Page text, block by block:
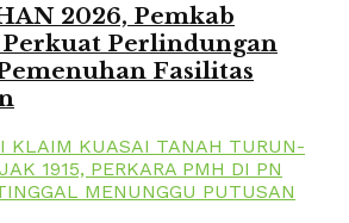
2026, Pemkab
Perkuat Perlindungan
Fasilitas